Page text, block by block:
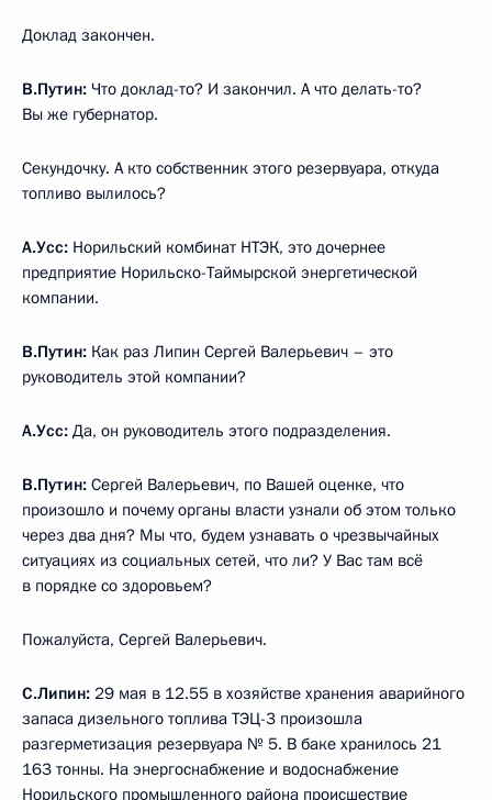
Доклад закончен.
В.Путин: Что доклад-то? И закончил. А что делать-то?
Вы же губернатор.
Секундочку. А кто собственник этого резервуара, откуда
топливо вылилось?
А.Усс: Норильский комбинат НТЭК, это дочернее
предприятие Норильско-Таймырской энергетической
компании.
В.Путин: Как раз Липин Сергей Валерьевич – это
руководитель этой компании?
А.Усс: Да, он руководитель этого подразделения.
В.Путин: Сергей Валерьевич, по Вашей оценке, что
произошло и почему органы власти узнали об этом только
через два дня? Мы что, будем узнавать о чрезвычайных
ситуациях из социальных сетей, что ли? У Вас там всё
в порядке со здоровьем?
Пожалуйста, Сергей Валерьевич.
С.Липин: 29 мая в 12.55 в хозяйстве хранения аварийного
запаса дизельного топлива ТЭЦ-3 произошла
разгерметизация резервуара № 5. В баке хранилось 21
163 тонны. На энергоснабжение и водоснабжение
Норильского промышленного района происшествие